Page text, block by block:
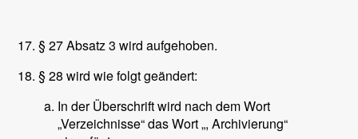
§ 27 Absatz 3 wird aufgehoben.
§ 28 wird wie folgt geändert:
In der Überschrift wird nach dem Wort
„Verzeichnisse“ das Wort „, Archivierung“